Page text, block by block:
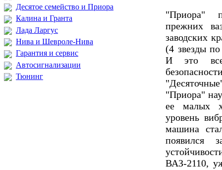
Десятое семейство и Приора
Калина и Гранта
Лада Ларгус
Нива и Шевроле-Нива
Гарантия и сервис
Автосигнализации
Тюнинг
"Приора"
прежних
заводских
(4 звезды
И это
"Приора"
ее малых
уровень
машина
появился
ВАЗ-2110,